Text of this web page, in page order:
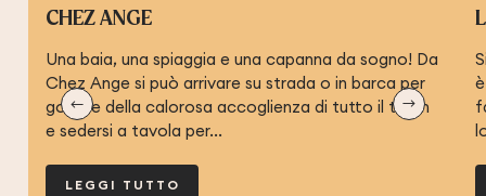
CHEZ ANGE
Una baia, una spiaggia e una capanna da sogno! Da
Chez Ange si può arrivare su strada o in barca per
godere della calorosa accoglienza di tutto il team
e sedersi a tavola per...
LEGGI TUTTO